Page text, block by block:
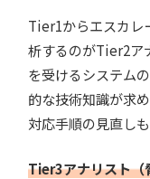
Tier1からエスカレ
析するのがTier2ア
を受けるシステム
的な技術知識が求
対応手順の見直しも
Tier3アナリスト（